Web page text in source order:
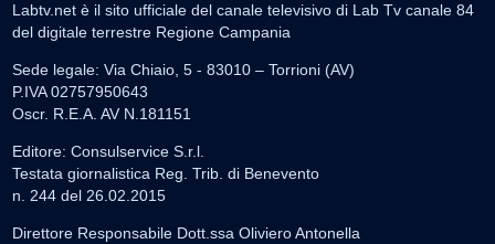
Labtv.net è il sito ufficiale del canale televisivo di Lab Tv canale 84
del digitale terrestre Regione Campania
Sede legale: Via Chiaio, 5 - 83010 – Torrioni (AV)
P.IVA 02757950643
Oscr. R.E.A. AV N.181151
Editore: Consulservice S.r.l.
Testata giornalistica Reg. Trib. di Benevento
n. 244 del 26.02.2015
Direttore Responsabile Dott.ssa Oliviero Antonella